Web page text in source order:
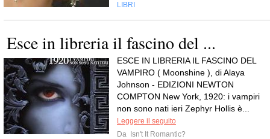
LIBRI
Esce in libreria il fascino del ...
ESCE IN LIBRERIA IL FASCINO DEL
VAMPIRO ( Moonshine ), di Alaya
Johnson - EDIZIONI NEWTON
COMPTON New York, 1920: i vampiri
non sono nati ieri Zephyr Hollis è...
Leggere il seguito
Da
Isn't It Romantic?